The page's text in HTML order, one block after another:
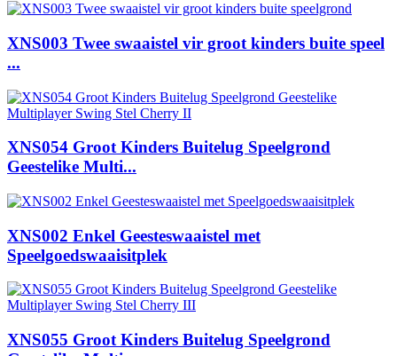
XNS003 Twee swaaistel vir groot kinders buite speel
...
XNS054 Groot Kinders Buitelug Speelgrond
Geestelike Multi...
XNS002 Enkel Geesteswaaistel met
Speelgoedswaaisitplek
XNS055 Groot Kinders Buitelug Speelgrond